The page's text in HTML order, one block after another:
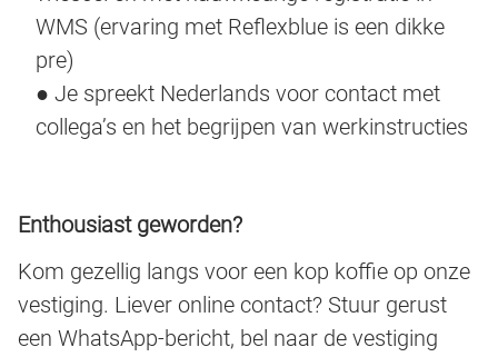
WMS (ervaring met Reflexblue is een dikke
pre)
● Je spreekt Nederlands voor contact met
collega’s en het begrijpen van werkinstructies
Enthousiast geworden?
Kom gezellig langs voor een kop koffie op onze
vestiging. Liever online contact? Stuur gerust
een WhatsApp-bericht, bel naar de vestiging